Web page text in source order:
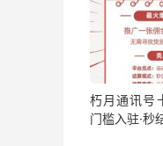
朽月通讯号
门槛入驻·秒